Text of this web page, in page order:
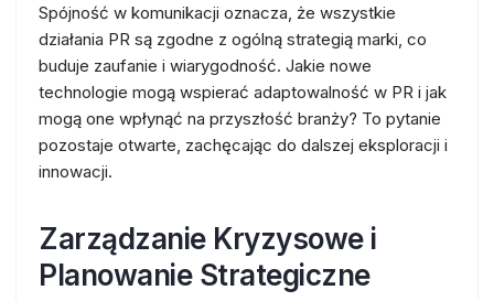
Spójność w komunikacji oznacza, że wszystkie
działania PR są zgodne z ogólną strategią marki, co
buduje zaufanie i wiarygodność. Jakie nowe
technologie mogą wspierać adaptowalność w PR i jak
mogą one wpłynąć na przyszłość branży? To pytanie
pozostaje otwarte, zachęcając do dalszej eksploracji i
innowacji.
Zarządzanie Kryzysowe i
Planowanie Strategiczne